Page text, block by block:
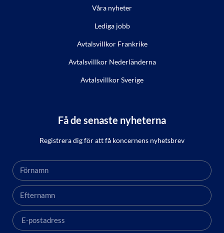
Våra nyheter
Lediga jobb
Avtalsvillkor Frankrike
Avtalsvillkor Nederländerna
Avtalsvillkor Sverige
Få de senaste nyheterna
Registrera dig för att få koncernens nyhetsbrev